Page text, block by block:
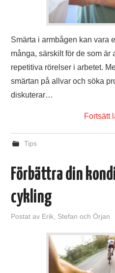
Smärta i armbågen kan vara
många, särskilt för de som är
repetitiva rörelser i arbetet.
smärtan på allvar och söka
diskuterar…
Fortsätt
Tips
Förbättra din
cykling
Postatav Erik, Stefan och Örjan